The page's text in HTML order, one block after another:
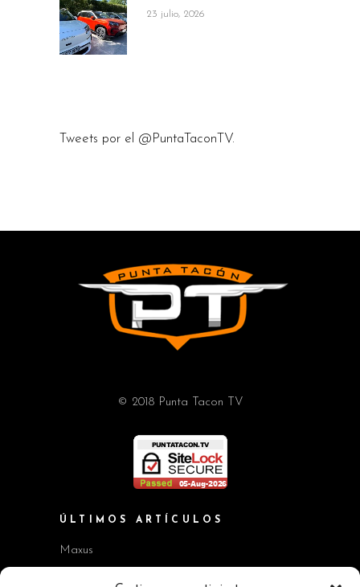
23 julio, 2026
Tweets por el @PuntaTaconTV.
© 2018 Punta Tacon TV
ÚLTIMOS ARTÍCULOS
Maxus
Workshop BMW Neue Klasse